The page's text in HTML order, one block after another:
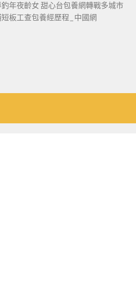
年夜齡女 甜心台包養網轉戰多城市
板工查包養經歷程_中國網